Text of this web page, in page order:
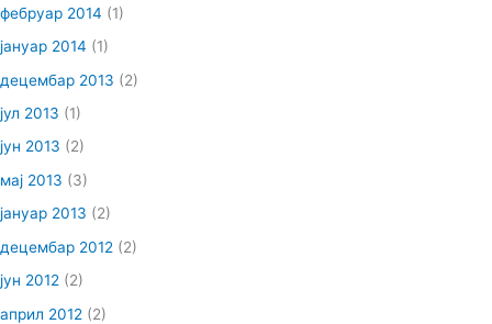
фебруар 2014 (1)
јануар 2014 (1)
децембар 2013 (2)
јул 2013 (1)
јун 2013 (2)
мај 2013 (3)
јануар 2013 (2)
децембар 2012 (2)
јун 2012 (2)
април 2012 (2)